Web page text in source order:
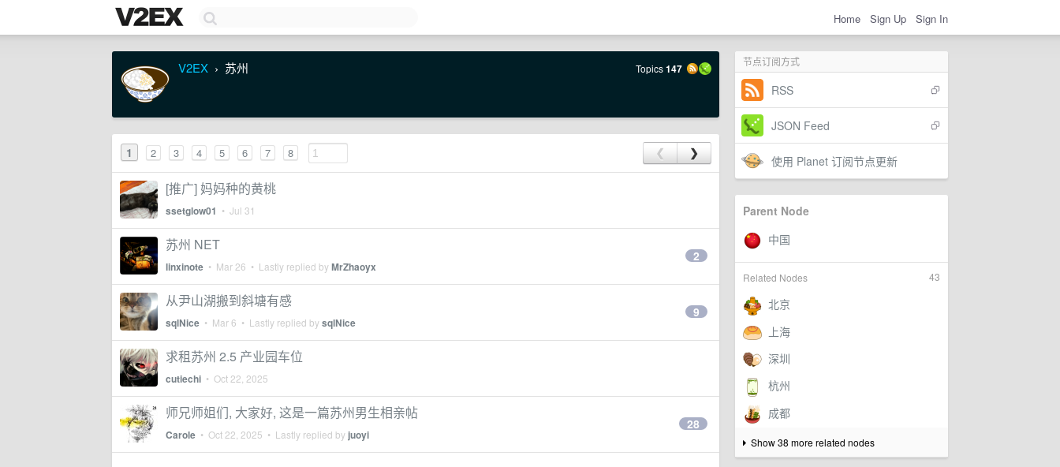
Home Sign Up Sign In
节点订阅方式
RSS
JSON Feed
使用 Planet 订阅节点更新
Parent Node
43
Related Nodes
Show 38 more related nodes
V2EX › 苏州 Topics147
1 2 3 4 5 6 7 8 ❮ ❯
[推广] 妈妈种的黄桃
ssetglow01 • Jul 31
苏州 NET
linxinote • Mar 26 • Lastly replied byMrZhaoyx
2
从尹山湖搬到斜塘有感
sqlNice • Mar 6 • Lastly replied bysqlNice
9
求租苏州 2.5 产业园车位
cutiechi • Oct 22, 2025
师兄师姐们, 大家好, 这是一篇苏州男生相亲帖
Carole • Oct 22, 2025 • Lastly replied by juoyi
28